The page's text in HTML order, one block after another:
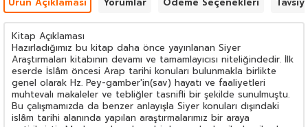
Kitap Açıklaması
Hazırladığımız bu kitap daha önce yayınlanan Siyer
Araştırmaları kitabının devamı ve tamamlayıcısı niteliğindedir. İlk
eserde İslâm öncesi Arap tarihi konuları bulunmakla birlikte
genel olarak Hz. Pey-gamber'in(sav) hayatı ve faaliyetleri
muhtevalı makaleler ve tebliğler tasnifli bir şekilde sunulmuştu.
Bu çalışmamızda da benzer anlayışla Siyer konuları dışındaki
islâm tarihi alanında yapılan araştırmalarımız bir araya